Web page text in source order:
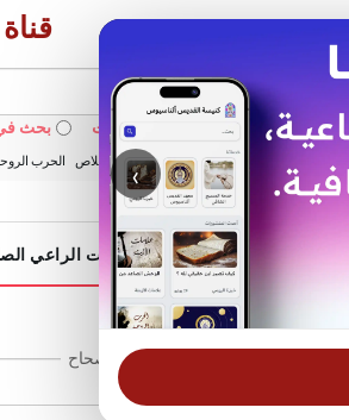
‹
بحث في الويبسايت بحث
الأكثر بحثًا: خبزنا اليومي الخلاص الحرب
الرئيسية خدمات الراعي
الإصحاح